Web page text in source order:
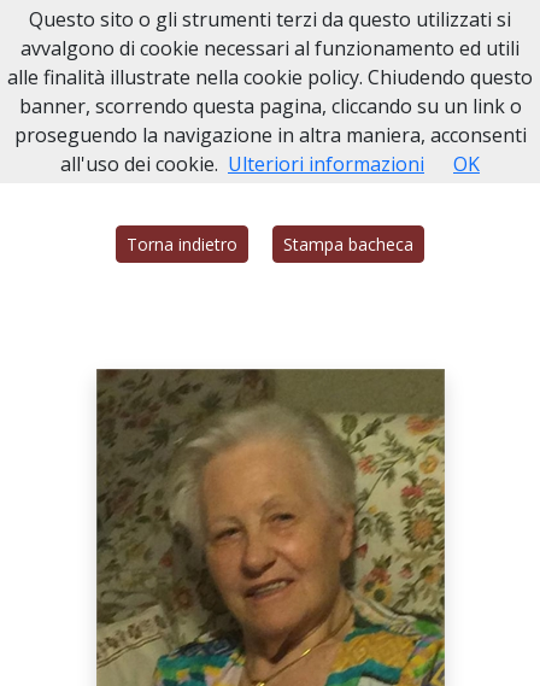
Necrologi Civitavecchia
Home Italia RM Civitavecchia VANDA IUCCI DIONORI
Torna indietro Stampa bacheca
Questo sito o gli strumenti terzi da questo utilizzati si
avvalgono di cookie necessari al funzionamento ed utili
alle finalità illustrate nella cookie policy. Chiudendo questo
banner, scorrendo questa pagina, cliccando su un link o
proseguendo la navigazione in altra maniera, acconsenti
all'uso dei cookie. Ulteriori informazioni OK